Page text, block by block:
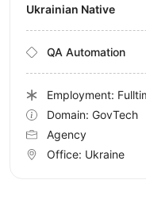
Ukrainian Native
QA Automation
Employment:
Domain: GovTech
Agency
Office: Ukraine